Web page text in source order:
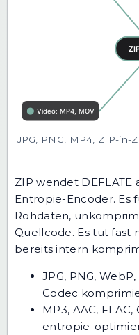
JPG, PNG, MP4, ZIP-
ZIP wendet DEFLATE
Entropie-Encoder. Es
Rohdaten,
Quellcode. Es tut fast
bereits intern
JPG, PNG,
Codec
MP3, AAC,
entropie-